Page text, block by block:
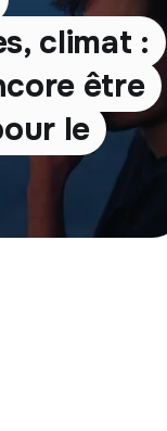
climat :
être
le